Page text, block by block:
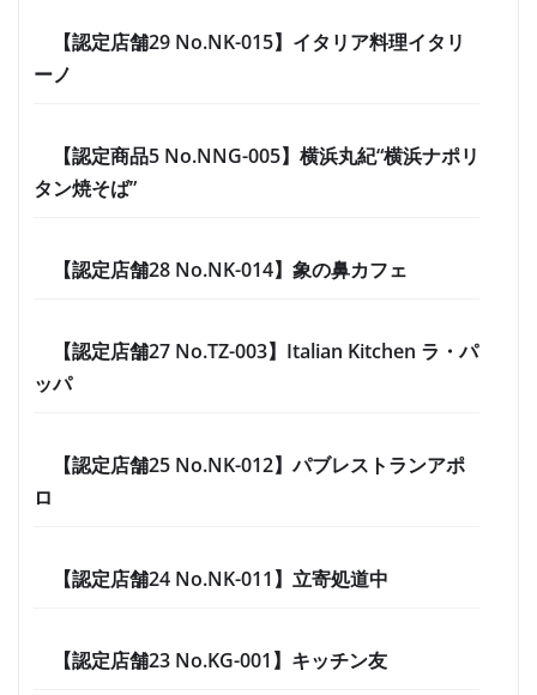
【認定店舗29 No.NK-015】イタリア料理イタリ
ーノ
【認定商品5 No.NNG-005】横浜丸紀“横浜ナポリ
タン焼そば”
【認定店舗28 No.NK-014】象の鼻カフェ
【認定店舗27 No.TZ-003】Italian Kitchen ラ・パ
ッパ
【認定店舗25 No.NK-012】パブレストランアポ
ロ
【認定店舗24 No.NK-011】立寄処道中
【認定店舗23 No.KG-001】キッチン友